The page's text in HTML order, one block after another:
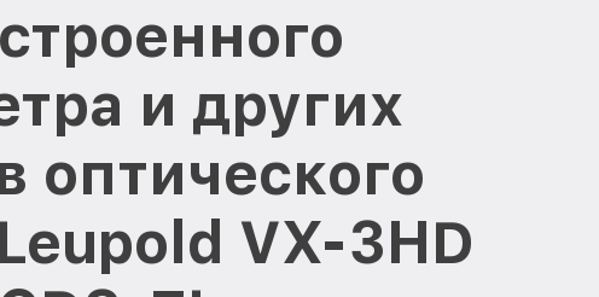
и других
оптического
VX-3HD